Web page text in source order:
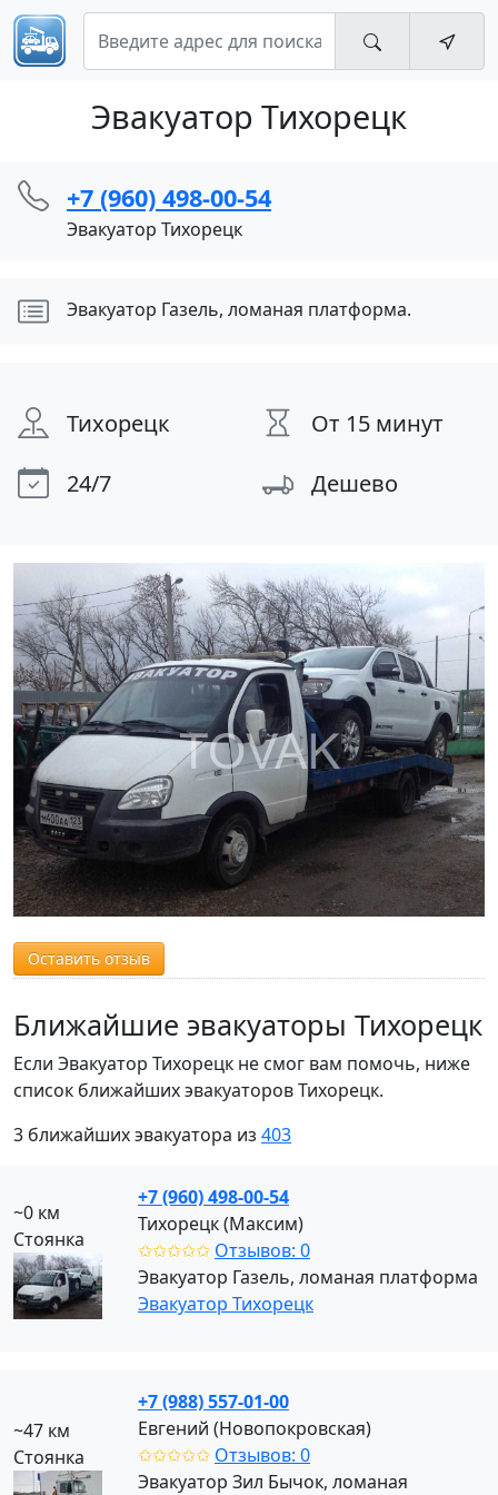
Эвакуатор Тихорецк
+7 (960) 498-00-54
Эвакуатор Тихорецк
Эвакуатор Газель, ломаная платформа.
Тихорецк
От 15 минут
24/7
Дешево
Оставить отзыв
Ближайшие эвакуаторы Тихорецк
Если Эвакуатор Тихорецк не смог вам помочь, ниже
список ближайших эвакуаторов Тихорецк.
3 ближайших эвакуатора из 403
~0 км
Стоянка
+7 (960) 498-00-54
Тихорецк (Максим)
✩✩✩✩✩ Отзывов: 0
Эвакуатор Газель, ломаная платформа
Эвакуатор Тихорецк
~47 км
Стоянка
+7 (988) 557-01-00
Евгений (Новопокровская)
✩✩✩✩✩ Отзывов: 0
Эвакуатор Зил Бычок, ломаная